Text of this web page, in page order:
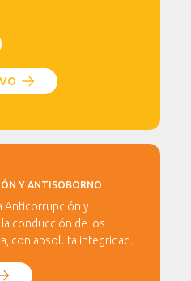
Y ANTISOBORNO
Anticorrupción y
conducción de los
con absoluta integridad.